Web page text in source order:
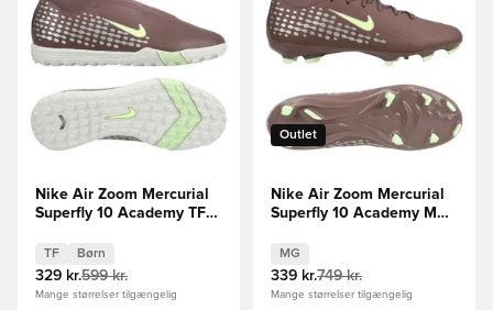
Nike Air Zoom Mercurial
Superfly 10 Academy TF
Brun/Sølv Børn
TF Børn
329 kr.599 kr.
Mange størrelser tilgængelig
Outlet
Nike Air Zoom Mercurial
Superfly 10 Academy MG
Brun/Sølv
MG
339 kr.749 kr.
Mange størrelser tilgængelig